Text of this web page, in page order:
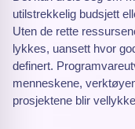
utilstrekkelig budsjett
Uten de rette
lykkes, uansett hvor
definert.
menneskene,
prosjektene blir